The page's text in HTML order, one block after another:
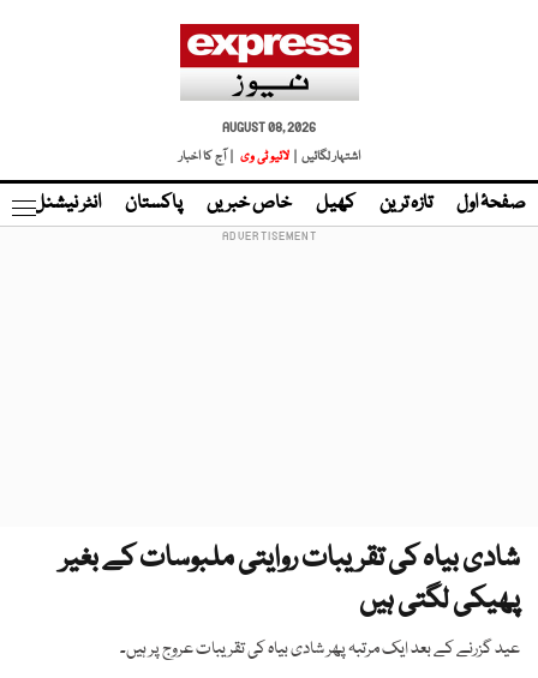
AUGUST 08, 2026
اشتہار لگائیں |
لائیو ٹی وی | آج کا اخبار
صفحۂ اول تازہ ترین کھیل خاص خبریں پاکستان انٹر نیشنل
شادی بیاہ کی تقریبات روایتی ملبوسات کے بغیر
پھیکی لگتی ہیں
عید گزرنے کے بعد ایک مرتبہ پھر شادی بیاہ کی تقریبات عروج پر ہیں۔